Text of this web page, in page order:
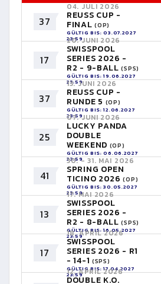
37
04. JULI 2026
REUSS CUP -
FINAL(OP)
GÜLTIG BIS: 03.07.2027
23:59
17
20. JUNI 2026
SWISSPOOL
SERIES 2026 -
R2 - 9-BALL(SPS)
GÜLTIG BIS: 19.06.2027
23:59
37
13. JUNI 2026
REUSS CUP -
RUNDE 5 (OP)
GÜLTIG BIS: 12.06.2027
23:59
25
07. JUNI 2026
LUCKY PANDA
DOUBLE
WEEKEND (OP)
GÜLTIG BIS: 06.06.2027
23:59
41
30. - 31. MAI 2026
SPRING OPEN
TICINO 2026(OP)
GÜLTIG BIS: 30.05.2027
23:59
13
17. MAI 2026
SWISSPOOL
SERIES 2026 -
R2 - 8-BALL(SPS)
GÜLTIG BIS: 16.05.2027
23:59
17
18. APRIL 2026
SWISSPOOL
SERIES 2026 - R1
- 14-1 (SPS)
GÜLTIG BIS: 17.04.2027
23:59
12. APRIL 2026
DOUBLE K.O.